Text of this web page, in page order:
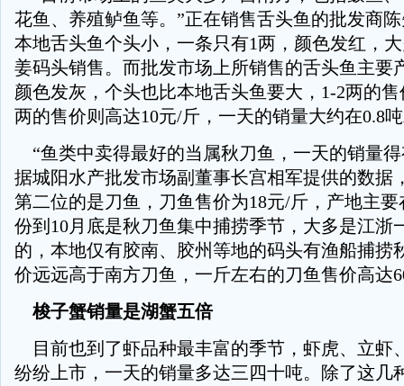
花鱼、养殖鲈鱼等。”正在销售舌头鱼的批发商
本地舌头鱼个头小，一条只有1两，颜色发红，
姜码头销售。而批发市场上所销售的舌头鱼主要
颜色发灰，个头也比本地舌头鱼要大，1-2两的售
两的售价则高达10元/斤，一天的销量大约在0.8
“鱼类中卖得最好的当属秋刀鱼，一天的销量
据城阳水产批发市场副董事长宫相军提供的数据
第二位的是刀鱼，刀鱼售价为18元/斤，产地主
份到10月底是秋刀鱼集中捕捞季节，大多是江浙
的，本地仅有胶南、胶州等地的码头有渔船捕捞
价远远高于南方刀鱼，一斤左右的刀鱼售价高达
梭子蟹销量是湖蟹五倍
目前也到了虾品种最丰富的季节，虾虎、立虾
纷纷上市，一天的销量多达三四十吨。除了这几